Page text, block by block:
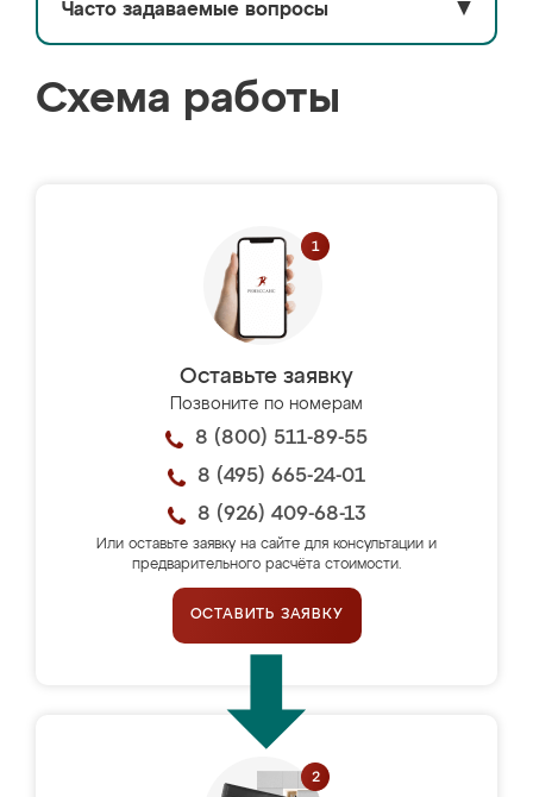
Часто задаваемые вопросы ▼
Схема работы
Оставьте заявку
Позвоните по номерам
8 (800) 511-89-55
8 (495) 665-24-01
8 (926) 409-68-13
Или оставьте заявку на сайте для консультации и
предварительного расчёта стоимости.
ОСТАВИТЬ ЗАЯВКУ